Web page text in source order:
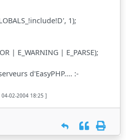
1);
| E_WARNING | E_PARSE);
d'EasyPHP.... :-
02-2004 18:25 ]